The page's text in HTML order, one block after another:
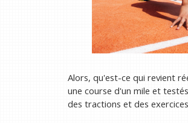
Alors, qu'est-ce qui revient
une course d'un mile et
des tractions et des